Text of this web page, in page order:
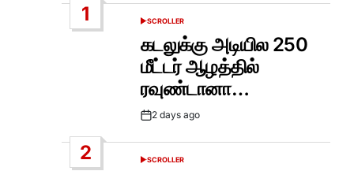
1
POSTED
SCROLLER
கடலுக்கு அடியில 250
மீட்டர் ஆழத்தில்
ரவுண்டானா…
Post2 days ago
2
POSTED
SCROLLER